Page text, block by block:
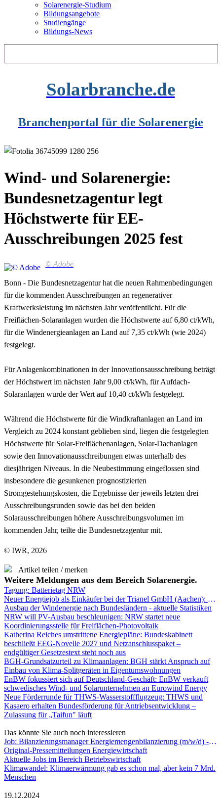
Solarenergie-Studium
Bildungsangebote
Studiengänge
Bildungs-News
Solarbranche.de
Branchenportal für die Solarenergie
Wind- und Solarenergie:
Bundesnetzagentur legt
Höchstwerte für EE-
Ausschreibungen 2025 fest
© Adobe
Bonn - Die Bundesnetzagentur hat die neuen Rahmenbedingungen
für die kommenden Ausschreibungen an regenerativer
Kraftwerksleistung im nächsten Jahr veröffentlicht. Für die
Freiflächen-Solaranlagen wurden die Höchstwerte auf 6,80 ct/kWh,
für die Windenergieanlagen an Land auf 7,35 ct/kWh (wie 2024)
festgelegt.
Für Anlagenkombinationen in der Innovationsausschreibung beträgt
der Höchstwert im nächsten Jahr 9,00 ct/kWh, für Aufdach-
Solaranlagen wurde der Wert auf 10,40 ct/kWh festgelegt.
Während die Höchstwerte für die Windkraftanlagen an Land im
Vergleich zu 2024 konstant geblieben sind, liegen die festgelegten
Höchstwerte für Solar-Freiflächenanlagen, Solar-Dachanlagen
sowie den Innovationausschreibungen etwas unterhalb des
diesjährigen Niveaus. In die Neubestimmung eingeflossen sind
insbesondere die gesunkenen prognostizierten
Stromgestehungskosten, die Ergebnisse der jeweils letzten drei
Ausschreibungsrunden sowie das bei den beiden
Solarausschreibungen höhere Ausschreibungsvolumen im
kommenden Jahr, teilte die Bundesnetzagentur mit.
© IWR, 2026
Artikel teilen / merken
Weitere Meldungen aus dem Bereich Solarenergie.
Tagung: Batterietag NRW
Neuer Energiejob als Einkäufer bei der Trianel GmbH (Aachen): Einkäufer:in (m/w/d) für Windenergieanlagen | Onshore
Ausbau der Windenergie nach Bundesländern - aktuelle Statistiken
NRW will PV-Ausbau beschleunigen: NRW startet neue
Koordinierungsstelle für Freiflächen-Photovoltaik
Katherina Reiches umstrittene Energiepläne: Bundeskabinett
beschließt EEG-Novelle 2027 und Netzanschlusspaket –
endgültiger Gesetzestext steht noch aus
BGH-Grundsatzurteil zu Klimaanlagen: BGH stärkt Anspruch auf
Einbau von Klima-Splitgeräten in Eigentumswohnungen
EnBW fokussiert sich auf Deutschland-Geschäft: EnBW verkauft
schwedisches Wind- und Solarunternehmen an Eurowind Energy
Neue Förderrunde für THWS-Wasserstoffflugzeug: THWS und
Kasaero erhalten Bundesförderung für Antriebsentwicklung –
Zulassung für „Taifun" läuft
Das könnte Sie auch noch interessieren
Job: Bilanzierungsmanager Energiemengenbilanzierung (m/w/d) - New Netz GmbH
Original-Pressemitteilungen Energiewirtschaft
Aktuelle Jobs im Bereich Betriebswirtschaft
Klimawandel: Klimaerwärmung gab es schon mal, aber kein 7 Mrd.
Menschen
19.12.2024